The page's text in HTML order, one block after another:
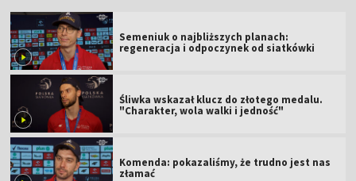
Semeniuk o najbliższych planach:
regeneracja i odpoczynek od siatkówki
Śliwka wskazał klucz do złotego medalu.
"Charakter, wola walki i jedność"
Komenda: pokazaliśmy, że trudno jest nas
złamać